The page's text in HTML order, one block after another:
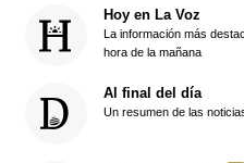
Hoy en La Voz
La información más
hora de la mañana
Al final del día
Un resumen de las